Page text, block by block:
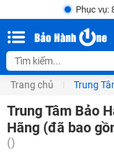
Phục vụ:
Trang chủ Trung
Trung Tâm Bảo
Hãng (đã bao
()